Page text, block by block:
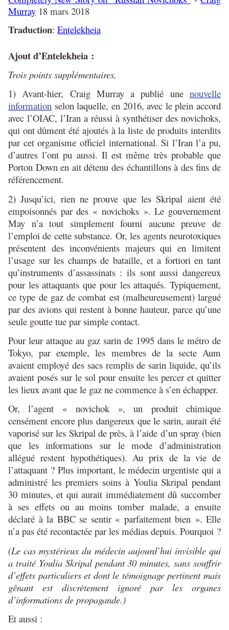
Murray 18 mars 2018
Traduction: Entelekheia
Ajout d’Entelekheia :
Trois points supplémentaires,
1) Avant-hier, Craig Murray a publié une nouvelle
information selon laquelle, en 2016, avec le plein accord
avec l’OIAC, l’Iran a réussi à synthétiser des novichoks,
qui ont dûment été ajoutés à la liste de produits interdits
par cet organisme officiel international. Si l’Iran l’a pu,
d’autres l’ont pu aussi. Il est même très probable que
Porton Down en ait détenu des échantillons à des fins de
référencement.
2) Jusqu’ici, rien ne prouve que les Skripal aient été
empoisonnés par des « novichoks ». Le gouvernement
May n’a tout simplement fourni aucune preuve de
l’emploi de cette substance. Or, les agents neurotoxiques
présentent des inconvénients majeurs qui en limitent
l’usage sur les champs de bataille, et a fortiori en tant
qu’instruments d’assassinats : ils sont aussi dangereux
pour les attaquants que pour les attaqués. Typiquement,
ce type de gaz de combat est (malheureusement) largué
par des avions qui restent à bonne hauteur, parce qu’une
seule goutte tue par simple contact.
Pour leur attaque au gaz sarin de 1995 dans le métro de
Tokyo, par exemple, les membres de la secte Aum
avaient employé des sacs remplis de sarin liquide, qu’ils
avaient posés sur le sol pour ensuite les percer et quitter
les lieux avant que le gaz ne commence à s’en échapper.
Or, l’agent « novichok », un produit chimique
censément encore plus dangereux que le sarin, aurait été
vaporisé sur les Skripal de près, à l’aide d’un spray (bien
que les informations sur le mode d’administration
allégué restent hypothétiques). Au prix de la vie de
l’attaquant ? Plus important, le médecin urgentiste qui a
administré les premiers soins à Youlia Skripal pendant
30 minutes, et qui aurait immédiatement dû succomber
à ses effets ou au moins tomber malade, a ensuite
déclaré à la BBC se sentir « parfaitement bien ». Elle
n’a pas été recontactée par les médias depuis. Pourquoi ?
(Le cas mystérieux du médecin aujourd’hui invisible qui
a traité Youlia Skripal pendant 30 minutes, sans souffrir
d’effets particuliers et dont le témoignage pertinent mais
gênant est discrètement ignoré par les organes
d’informations de propagande.)
Et aussi :